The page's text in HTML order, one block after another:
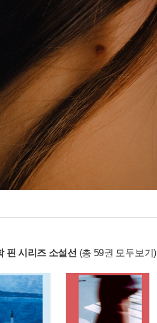
핀 시리즈 소설선 (총 59권 모두보기)